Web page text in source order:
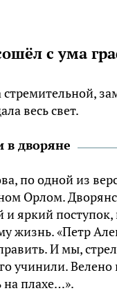
с ума
весь свет.
в дворяне
по одной из
Орлом.
и яркий
жизнь. «Петр
И мы,
учинили.
на плахе…».